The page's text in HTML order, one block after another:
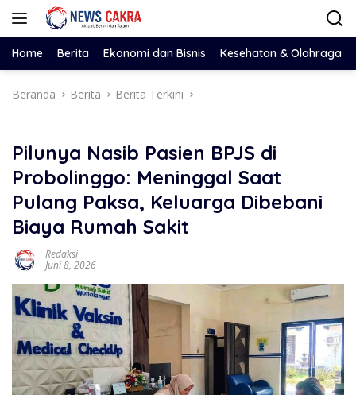
Langsung
Home Berita Ekonomi dan Bisnis Kesehatan & Olahraga
Beranda Berita Berita Terkini
Pilunya Nasib Pasien BPJS di
Probolinggo: Meninggal Saat
Pulang Paksa, Keluarga Dibebani
Biaya Rumah Sakit
Redaksi
Juni 8, 2026